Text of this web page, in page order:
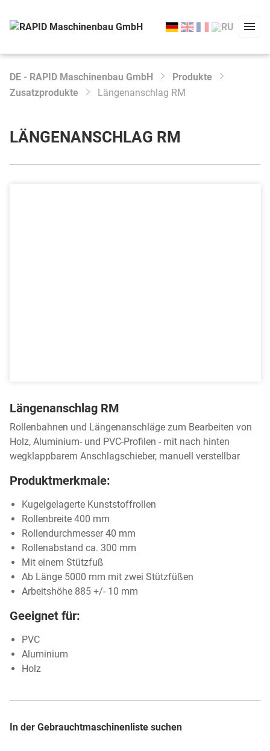
Type 2 or more characters for results.
Start
DE - RAPID Maschinenbau GmbH
Produkte
Zusatzprodukte
Längenanschlag RM
LÄNGENANSCHLAG RM
Längenanschlag RM
Rollenbahnen und Längenanschläge zum Bearbeiten von
Holz, Aluminium- und PVC-Profilen - mit nach hinten
wegklappbarem Anschlagschieber, manuell verstellbar
Produktmerkmale:
Kugelgelagerte Kunststoffrollen
Rollenbreite 400 mm
Rollendurchmesser 40 mm
Rollenabstand ca. 300 mm
Mit einem Stützfuß
Ab Länge 5000 mm mit zwei Stützfüßen
Arbeitshöhe 885 +/- 10 mm
Geeignet für:
PVC
Aluminium
Holz
In der Gebrauchtmaschinenliste suchen